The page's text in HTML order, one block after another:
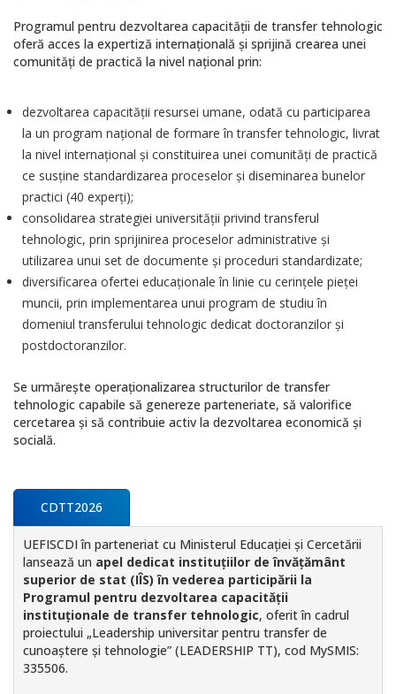
Programul pentru dezvoltarea capacității de transfer tehnologic
oferă acces la expertiză internațională și sprijină crearea unei
comunități de practică la nivel național prin:
dezvoltarea capacității resursei umane, odată cu participarea
la un program național de formare în transfer tehnologic, livrat
la nivel internațional și constituirea unei comunități de practică
ce susține standardizarea proceselor și diseminarea bunelor
practici (40 experți);
consolidarea strategiei universității privind transferul
tehnologic, prin sprijinirea proceselor administrative și
utilizarea unui set de documente și proceduri standardizate;
diversificarea ofertei educaționale în linie cu cerințele pieței
muncii, prin implementarea unui program de studiu în
domeniul transferului tehnologic dedicat doctoranzilor și
postdoctoranzilor.
Se urmărește operaționalizarea structurilor de transfer
tehnologic capabile să genereze parteneriate, să valorifice
cercetarea și să contribuie activ la dezvoltarea economică și
socială.
CDTT2026
UEFISCDI în parteneriat cu Ministerul Educației și Cercetării
lansează un apel dedicat instituțiilor de învățământ
superior de stat (IÎS) în vederea participării la
Programul pentru dezvoltarea capacității
instituționale de transfer tehnologic, oferit în cadrul
proiectului „Leadership universitar pentru transfer de
cunoaștere și tehnologie” (LEADERSHIP TT), cod MySMIS:
335506.